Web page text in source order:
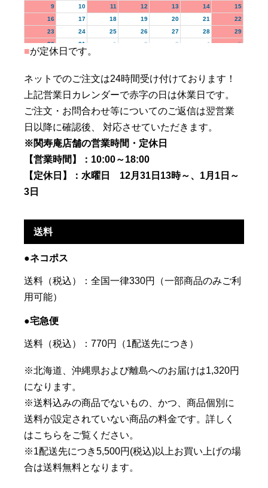
9
10 11 12 13 14
15
16
17 18 19 20 21
22
23
24 25 26 27 28
29
30
31 1 2 3 4 5
■が定休日です。
ネットでのご注文は24時間受け付けております！
上記営業日カレンダーで赤字の日は休業日です。
ご注文・お問合わせ等についてのご返信は翌営業
日以降に確認後、 対応させていただきます。
※関寿庵店舗の営業時間・定休日
【営業時間】：10:00～18:00
【定休日】：水曜日 12月31日13時～、1月1日～
3日
送料
●ネコポス
送料（税込）：全国一律330円（一部商品のみご利
用可能）
●宅急便
送料（税込）：770円（1配送先につき）
※北海道、沖縄県および離島へのお届けは1,320円
になります。
※送料込みの商品でないもの、かつ、商品個別に
送料が設定されていない商品の料金です。詳しく
はこちらをご覧ください。
※1配送先につき5,500円(税込)以上お買い上げの場
合は送料無料となります。